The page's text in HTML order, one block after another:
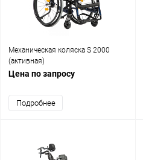
Механическая коляска S 2000
(активная)
Цена по запросу
Подробнее